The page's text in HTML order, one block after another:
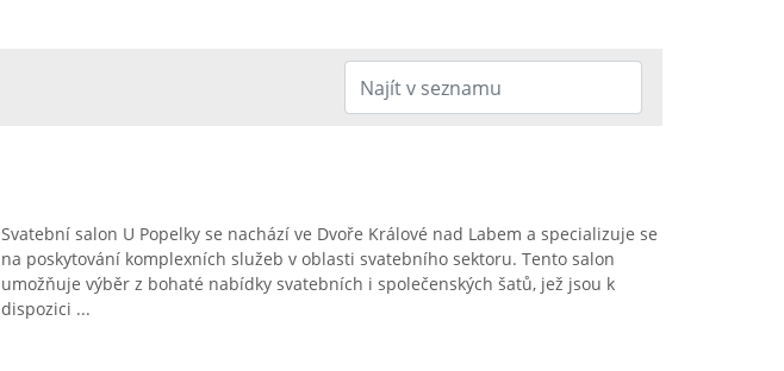
Svatební salon U Popelky se nachází ve Dvoře Králové nad Labem a specializuje se
na poskytování komplexních služeb v oblasti svatebního sektoru. Tento salon
umožňuje výběr z bohaté nabídky svatebních i společenských šatů, jež jsou k
dispozici ...